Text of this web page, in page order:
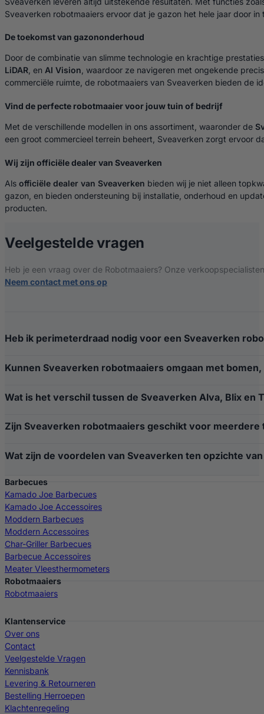
Sveaverken robotmaaiers ervoor dat je gazon het hele jaar door
De toekomst van gazononderhoud
Door de combinatie van slimme technologie en krachtige
LiDAR, en AI Vision, waardoor ze navigeren met ongekende
commerciële ruimte, de robotmaaiers van Sveaverken bieden de
Vind de perfecte robotmaaier voor jouw tuin of bedrijf
Met de verschillende modellen in ons assortiment, waaronder de
een groot commercieel terrein beheert, Sveaverken zorgt ervoor
Wij zijn officiële dealer van Sveaverken
Als officiële dealer van Sveaverken bieden wij je niet alleen
gazon, en bieden ondersteuning bij installatie, onderhoud en
producten.
Veelgestelde vragen
Heb je een vraag over de Robotmaaiers? Onze
Neem contact met ons op
Heb ik perimeterdraad nodig voor een Sveaverken
Kunnen Sveaverken robotmaaiers omgaan met
Wat is het verschil tussen de Sveaverken Alva, Blix en
Zijn Sveaverken robotmaaiers geschikt voor meerdere
Wat zijn de voordelen van Sveaverken ten opzichte
Barbecues
Kamado Joe Barbecues
Kamado Joe Accessoires
Moddern Barbecues
Moddern Accessoires
Char-Griller Barbecues
Barbecue Accessoires
Meater Vleesthermometers
Robotmaaiers
Robotmaaiers
Klantenservice
Over ons
Contact
Veelgestelde Vragen
Kennisbank
Levering & Retourneren
Bestelling Herroepen
Klachtenregeling